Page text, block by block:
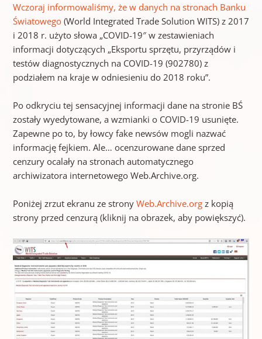
Wczoraj informowaliśmy, że w danych na stronach Banku
Światowego(World Integrated Trade Solution WITS) z 2017
i 2018 r. użyto słowa „COVID-19″ w zestawieniach
informacji dotyczących „Eksportu sprzętu, przyrządów i
testów diagnostycznych na COVID-19 (902780) z
podziałem na kraje w odniesieniu do 2018 roku”.
Po odkryciu tej sensacyjnej informacji dane na stronie BŚ
zostały wyedytowane, a wzmianki o COVID-19 usunięte.
Zapewne po to, by łowcy fake newsów mogli nazwać
informację fejkiem. Ale… ocenzurowane dane sprzed
cenzury ocalały na stronach automatycznego
archiwizatora internetowego Web.Archive.org.
Poniżej zrzut ekranu ze strony Web.Archive.orgz kopią
strony przed cenzurą (kliknij na obrazek, aby powiększyć).